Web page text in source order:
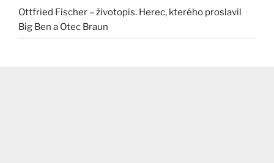
Ottfried Fischer – životopis. Herec, kterého proslavil
Big Ben a Otec Braun